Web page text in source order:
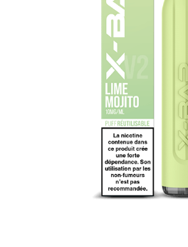
CONTACTA CON NOSOTROS
PREGUNTAS MÁS FRECUENTES
CONVIÉRTASE EN UN